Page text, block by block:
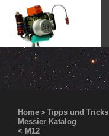
Home > Tipps und Tricks
Messier Katalog
< M12